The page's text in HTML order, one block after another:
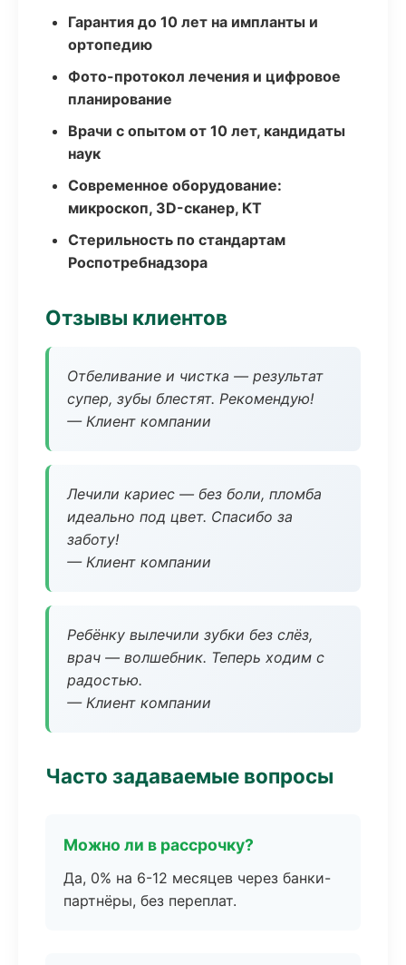
Гарантия до 10 лет на импланты и
ортопедию
Фото-протокол лечения и цифровое
планирование
Врачи с опытом от 10 лет, кандидаты
наук
Современное оборудование:
микроскоп, 3D-сканер, КТ
Стерильность по стандартам
Роспотребнадзора
Отзывы клиентов
Отбеливание и чистка — результат
супер, зубы блестят. Рекомендую!
— Клиент компании
Лечили кариес — без боли, пломба
идеально под цвет. Спасибо за
заботу!
— Клиент компании
Ребёнку вылечили зубки без слёз,
врач — волшебник. Теперь ходим с
радостью.
— Клиент компании
Часто задаваемые вопросы
Можно ли в рассрочку?
Да, 0% на 6-12 месяцев через банки-
партнёры, без переплат.